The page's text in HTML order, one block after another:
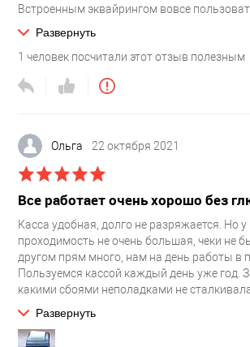
Встроенным эквайрингом вовсе
постоянно кассу поворачивать к клиенту.
отказались и установили внешний
разработчик вряд ли до ума доведет, не
связи, возможно ошибка
данных. Если подключить внешний телефон
то ситуация налаживается. Если и телефон
терминалом таких проблем нет, похоже на
данных идет по-другому. Техподдержка
отписками, а не вопросы решает
Развернуть
1 человек посчитали этот отзыв полезным
Ольга 22 октября 2021
Все работает очень хорошо без
Касса удобная, долго не разряжается. Но у
проходимость не очень большая, чеки не
другом прям много, нам на день работы в
Пользуемся кассой каждый день уже год.
какими сбоями неполадками не
проблем, сканирует быстро, все
Дополнительно еще устанавливала пакет
Развернуть